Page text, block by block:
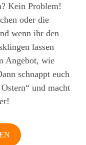
Kein Problem!
oder die
wenn ihr den
lassen
Angebot, wie
schnappt euch
und macht